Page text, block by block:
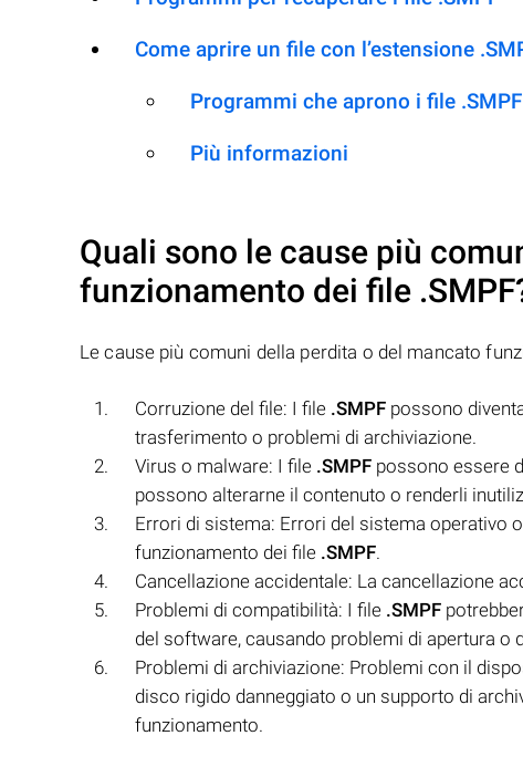
Come aprire un file con l’estensione
Programmi che aprono i file .SMPF
Più informazioni
Quali sono le cause più
funzionamento dei file .SMPF
Le cause più comuni della perdita o del mancato
Corruzione del file: I file .SMPF possono
trasferimento o problemi di archiviazione.
Virus o malware: I file .SMPF possono essere
possono alterarne il contenuto o renderli
Errori di sistema: Errori del sistema operativo
funzionamento dei file .SMPF.
Cancellazione accidentale: La cancellazione
Problemi di compatibilità: I file .SMPF
del software, causando problemi di apertura o
Problemi di archiviazione: Problemi con il
disco rigido danneggiato o un supporto di
funzionamento.